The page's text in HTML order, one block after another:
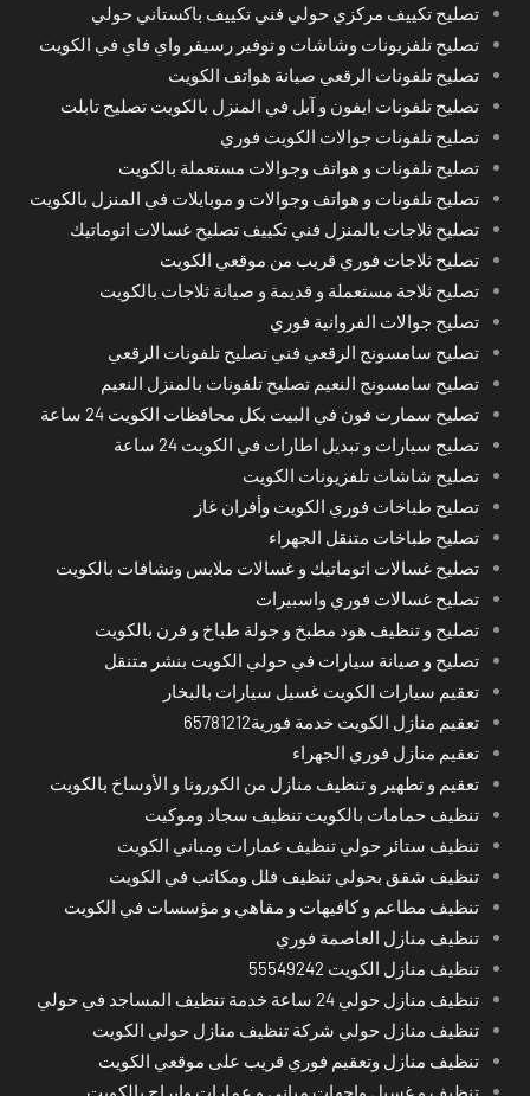
تصليح تكييف مركزي حولي فني تكييف باكستاني حولي
تصليح تلفزيونات وشاشات و توفير رسيفر واي فاي في الكويت
تصليح تلفونات الرقعي صيانة هواتف الكويت
تصليح تلفونات ايفون و آبل في المنزل بالكويت تصليح تابلت
تصليح تلفونات جوالات الكويت فوري
تصليح تلفونات و هواتف وجوالات مستعملة بالكويت
تصليح تلفونات و هواتف وجوالات و موبايلات في المنزل بالكويت
تصليح ثلاجات بالمنزل فني تكييف تصليح غسالات اتوماتيك
تصليح ثلاجات فوري قريب من موقعي الكويت
تصليح ثلاجة مستعملة و قديمة و صيانة ثلاجات بالكويت
تصليح جوالات الفروانية فوري
تصليح سامسونج الرقعي فني تصليح تلفونات الرقعي
تصليح سامسونج النعيم تصليح تلفونات بالمنزل النعيم
تصليح سمارت فون في البيت بكل محافظات الكويت 24 ساعة
تصليح سيارات و تبديل اطارات في الكويت 24 ساعة
تصليح شاشات تلفزيونات الكويت
تصليح طباخات فوري الكويت وأفران غاز
تصليح طباخات متنقل الجهراء
تصليح غسالات اتوماتيك و غسالات ملابس ونشافات بالكويت
تصليح غسالات فوري واسبيرات
تصليح و تنظيف هود مطبخ و جولة طباخ و فرن بالكويت
تصليح و صيانة سيارات في حولي الكويت بنشر متنقل
تعقيم سيارات الكويت غسيل سيارات بالبخار
تعقيم منازل الكويت خدمة فورية65781212
تعقيم منازل فوري الجهراء
تعقيم و تطهير و تنظيف منازل من الكورونا و الأوساخ بالكويت
تنظيف حمامات بالكويت تنظيف سجاد وموكيت
تنظيف ستائر حولي تنظيف عمارات ومباني الكويت
تنظيف شقق بحولي تنظيف فلل ومكاتب في الكويت
تنظيف مطاعم و كافيهات و مقاهي و مؤسسات في الكويت
تنظيف منازل العاصمة فوري
تنظيف منازل الكويت 55549242
تنظيف منازل حولي 24 ساعة خدمة تنظيف المساجد في حولي
تنظيف منازل حولي شركة تنظيف منازل حولي الكويت
تنظيف منازل وتعقيم فوري قريب على موقعي الكويت
تنظيف و غسيل واجهات مباني و عمارات وابراج بالكويت